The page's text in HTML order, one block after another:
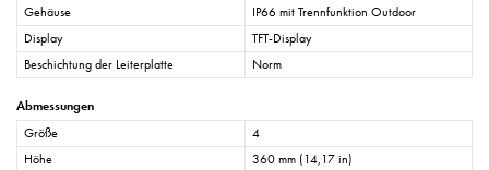
Gehäuse
IP66 mit Trennfunktion Outdoor
Display
TFT-Display
Beschichtung der Leiterplatte
Norm
Abmessungen
Größe
4
Höhe
360 mm (14,17 in)